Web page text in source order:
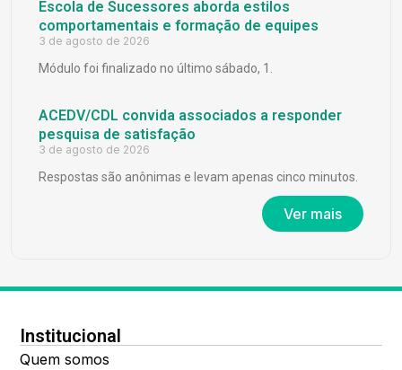
Escola de Sucessores aborda estilos
comportamentais e formação de equipes
3 de agosto de 2026
Módulo foi finalizado no último sábado, 1.
ACEDV/CDL convida associados a responder
pesquisa de satisfação
3 de agosto de 2026
Respostas são anônimas e levam apenas cinco minutos.
Ver mais
Institucional
Quem somos